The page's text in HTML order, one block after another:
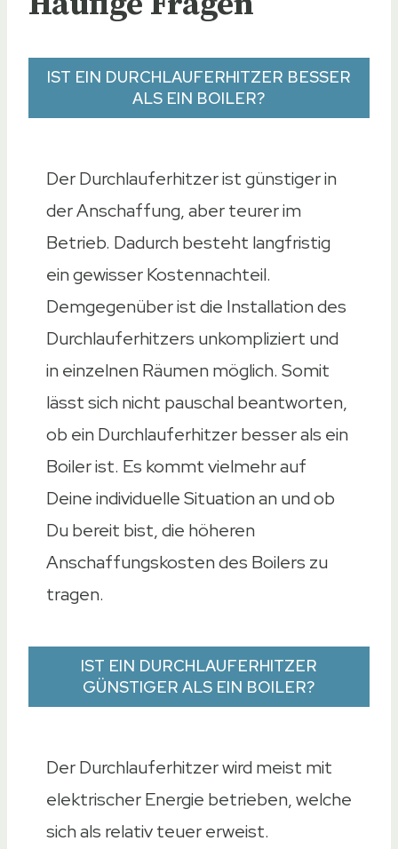
IST EIN DURCHLAUFERHITZER BESSER
ALS EIN BOILER?
Der Durchlauferhitzer ist günstiger in
der Anschaffung, aber teurer im
Betrieb. Dadurch besteht langfristig
ein gewisser Kostennachteil.
Demgegenüber ist die Installation des
Durchlauferhitzers unkompliziert und
in einzelnen Räumen möglich. Somit
lässt sich nicht pauschal beantworten,
ob ein Durchlauferhitzer besser als ein
Boiler ist. Es kommt vielmehr auf
Deine individuelle Situation an und ob
Du bereit bist, die höheren
Anschaffungskosten des Boilers zu
tragen.
IST EIN DURCHLAUFERHITZER
GÜNSTIGER ALS EIN BOILER?
Der Durchlauferhitzer wird meist mit
elektrischer Energie betrieben, welche
sich als relativ teuer erweist.